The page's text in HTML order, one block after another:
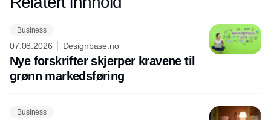
Annonce
Business
07.08.2026 Designbase.no
Nye forskrifter skjerper kravene til
grønn markedsføring
Business